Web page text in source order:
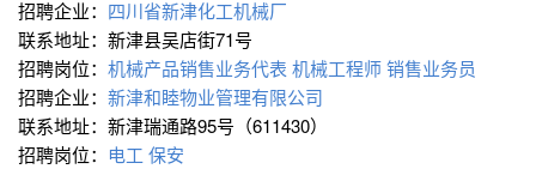
招聘企业： 四川省新津化工机械厂
联系地址：新津县吴店街71号
招聘岗位： 机械产品销售业务代表 机械工程师销售业务员
招聘企业： 新津和睦物业管理有限公司
联系地址：新津瑞通路95号（611430）
招聘岗位： 电工 保安